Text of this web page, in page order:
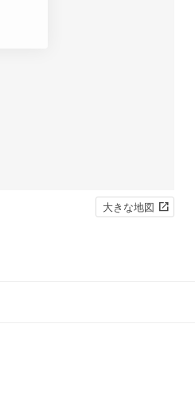
大きな地図